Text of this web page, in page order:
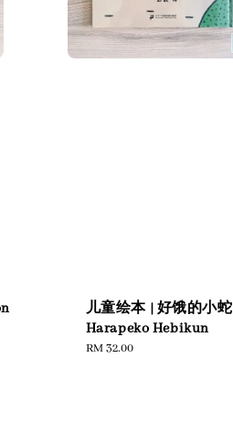
儿童绘本 | 好饿的小蛇
Harapeko Hebikun
Regular
RM 32.00